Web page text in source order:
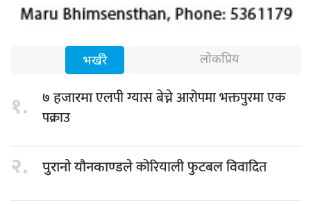
भर्खरै लोकप्रिय
१. ७ हजारमाएलपी ग्यास बेच्ने आरोपमा भक्तपुरमा एक
पक्राउ
२. पुरानो यौनकाण्डलेकोरियाली फुटबल विवादित